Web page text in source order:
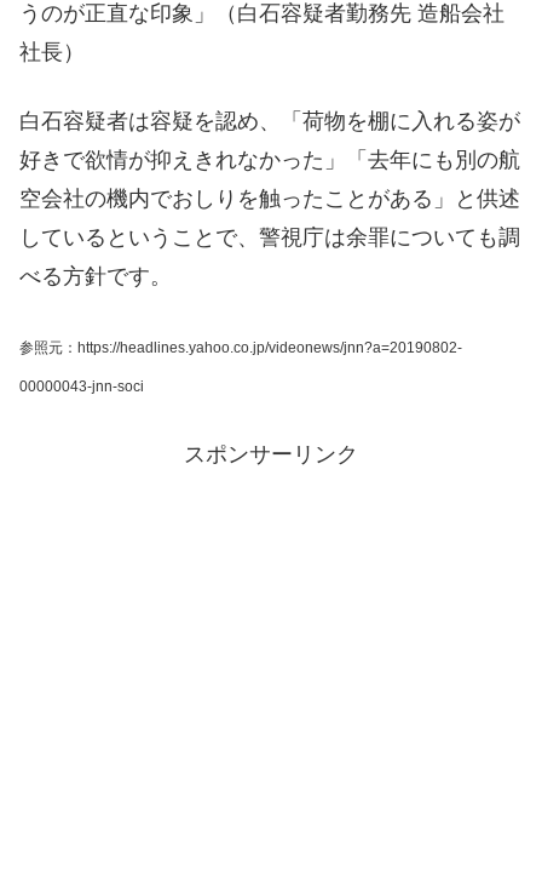
うのが正直な印象」（白石容疑者勤務先 造船会社
社長）
白石容疑者は容疑を認め、「荷物を棚に入れる姿が
好きで欲情が抑えきれなかった」「去年にも別の航
空会社の機内でおしりを触ったことがある」と供述
しているということで、警視庁は余罪についても調
べる方針です。
参照元：https://headlines.yahoo.co.jp/videonews/jnn?a=20190802-
00000043-jnn-soci
スポンサーリンク